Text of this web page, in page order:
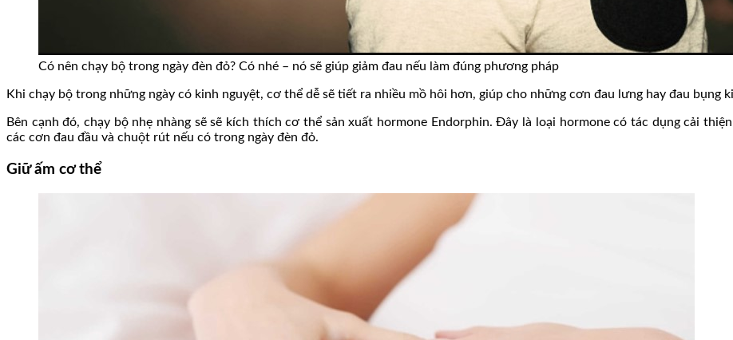
Có nên chạy bộ trong ngày đèn đỏ? Có nhé – nó sẽ giúp giảm đau nếu làm đúng phương pháp
Khi chạy bộ trong những ngày có kinh nguyệt, cơ thể dễ sẽ tiết ra nhiều mồ hôi hơn, giúp cho những cơn đau lưng hay đau bụng
Bên cạnh đó, chạy bộ nhẹ nhàng sẽ sẽ kích thích cơ thể sản xuất hormone Endorphin. Đây là loại hormone có tác dụng cải
các cơn đau đầu và chuột rút nếu có trong ngày đèn đỏ.
Giữ ấm cơ thể